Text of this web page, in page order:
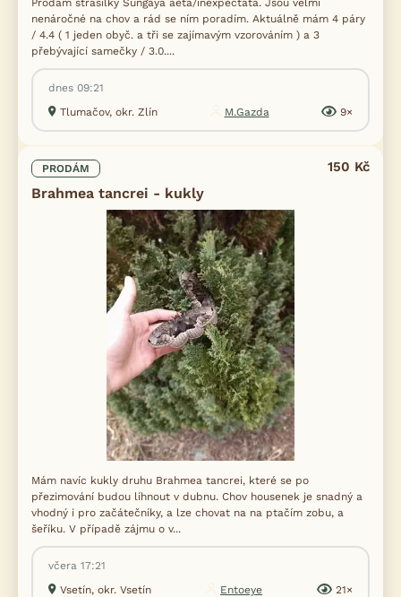
Prodám strašilky Sungaya aeta/inexpectata. Jsou velmi
nenáročné na chov a rád se ním poradím. Aktuálně mám 4 páry
/ 4.4 ( 1 jeden obyč. a tři se zajímavým vzorováním ) a 3
přebývající samečky / 3.0....
dnes 09:21
Tlumačov, okr. Zlín
M.Gazda 9×
PRODÁM
Brahmea tancrei - kukly
150 Kč
Mám navíc kukly druhu Brahmea tancrei, které se po
přezimování budou líhnout v dubnu. Chov housenek je snadný a
vhodný i pro začátečníky, a lze chovat na na ptačím zobu, a
šeříku. V případě zájmu o v...
včera 17:21
Vsetín, okr. Vsetín
Entoeye 21×